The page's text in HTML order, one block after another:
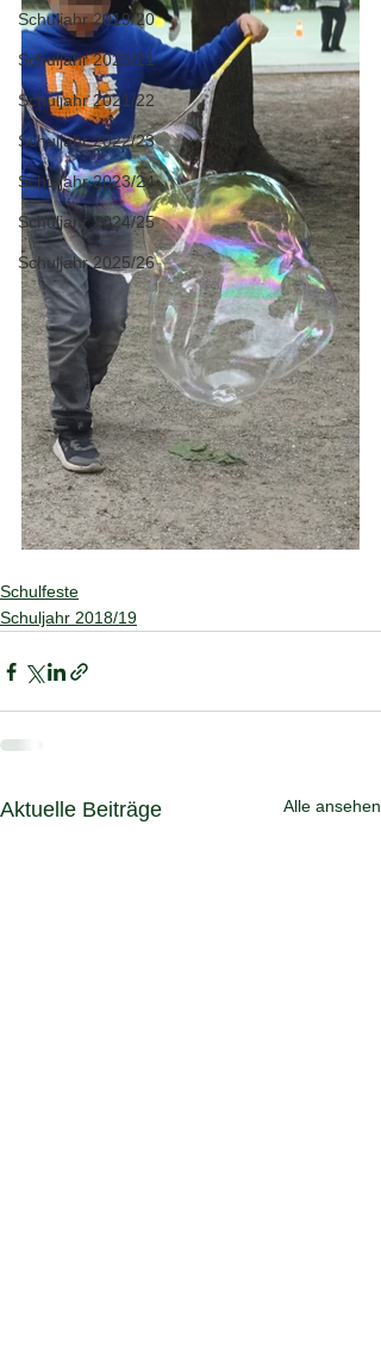
Schuljahr 2019/20
Schuljahr 2020/21
Schuljahr 2021/22
Schuljahr 2022/23
Schuljahr 2023/24
Schuljahr 2024/25
Schuljahr 2025/26
Schulfeste
Schuljahr 2018/19
Aktuelle Beiträge Alle ansehen